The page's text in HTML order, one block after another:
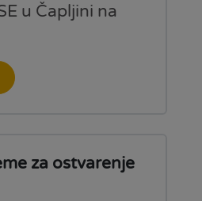
u Čapljini na
za ostvarenje